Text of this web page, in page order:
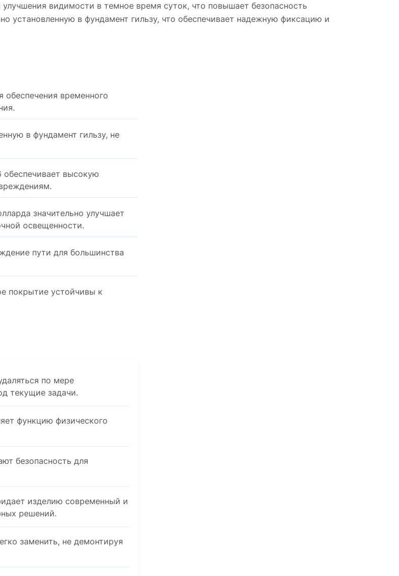
видимости в темное время суток, что повышает безопасность
установленную в фундамент гильзу, что обеспечивает надежную фиксацию и
временного
в фундамент гильзу, не
высокую
значительно улучшает
освещенности.
пути для большинства
покрытие устойчивы к
по мере
текущие задачи.
функцию физического
безопасность для
изделию современный и
решений.
заменить, не демонтируя